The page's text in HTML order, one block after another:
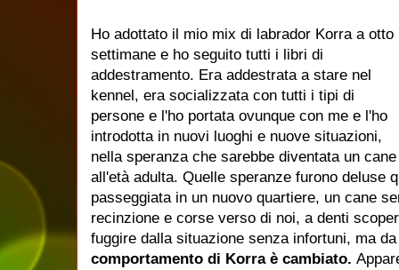
Ho adottato il mio mix di labrador Korra a otto
settimane e ho seguito tutti i libri di
addestramento. Era addestrata a stare nel
kennel, era socializzata con tutti i tipi di
persone e l'ho portata ovunque con me e l'ho
introdotta in nuovi luoghi e nuove situazioni,
nella speranza che sarebbe diventata un
all'età adulta. Quelle speranze furono deluse
passeggiata in un nuovo quartiere, un cane
recinzione e corse verso di noi, a denti
fuggire dalla situazione senza infortuni, ma
comportamento di Korra è cambiato.